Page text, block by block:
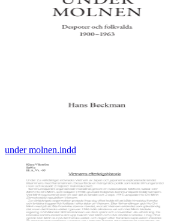
under molnen.indd